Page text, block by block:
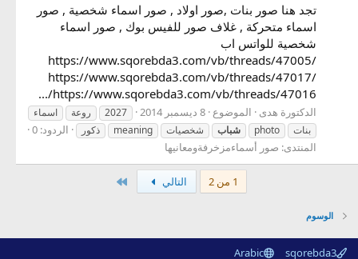
تجد هنا صور بنات ,صور اولاد , صور اسماء شخصية , صور
اسماء متحركة , غلاف صور للفيس بوك , صور اسماء
شخصية للواتس اب
https://www.sqorebda3.com/vb/threads/47005/
https://www.sqorebda3.com/vb/threads/47017/
https://www.sqorebda3.com/vb/threads/47016/...
الدكتورة هدى الموضوع 8 ديسمبر 2014 2027 روعة
اسماء
بنات
photo شباب شخصيات meaning ذكور
الردود: 0
المنتدى: صور أسماءمزخرفةومعانيها
1 من 2 التالي
الوسوم
sqorebda3
Arabic